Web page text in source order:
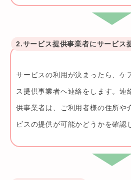
2.サービス提供事業者にサービス
サービスの利用が決まったら、ケ
ス提供事業者へ連絡をします。連
供事業者は、ご利用者様の住所や
ビスの提供が可能かどうかを確認